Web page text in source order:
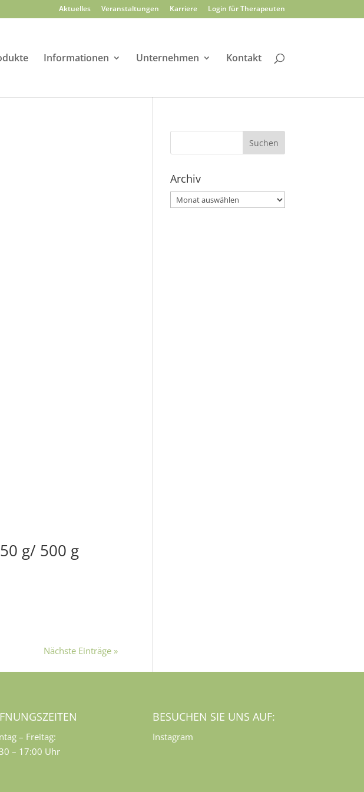
Aktuelles Veranstaltungen Karriere Login für Therapeuten
Informationen Unternehmen Kontakt
g/ 500 g
Nächste Einträge »
Archiv
Archiv
– Freitag:
– 17:00 Uhr
BESUCHEN SIE UNS AUF:
Instagram